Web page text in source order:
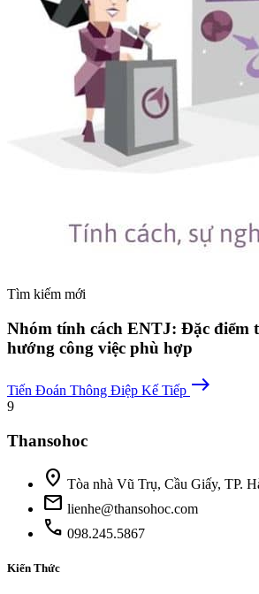
Tìm kiếm mới
Nhóm tính cách ENTJ: Đặc điểm
hướng công việc phù hợp
Tiến Đoán Thông Điệp Kế Tiếp east
9
Thansohoc
location_on Tòa nhà Vũ Trụ, Cầu Giấy, TP.
mail lienhe@thansohoc.com
phone 098.245.5867
Kiến Thức